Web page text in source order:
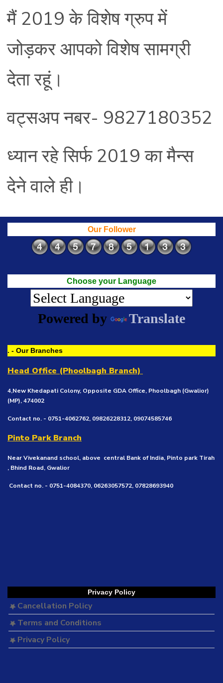
मैं 2019 के विशेष ग्रुप में
जोड़कर आपको विशेष सामग्री
देता रहूं।
वट्सअप नबर- 9827180352
ध्यान रहे सिर्फ 2019 का मैन्स
देने वाले ही।
Our Follower
Choose your Language
Powered by Translate
. - Our Branches
Head Office (Phoolbagh Branch)
4,New Khedapati Colony, Opposite GDA Office, Phoolbagh (Gwalior)
(MP), 474002
Contact no. - 0751-4062762, 09826228312, 09074585746
Pinto Park Branch
Near Vivekanand school, above central Bank of India, Pinto park Tirah
, Bhind Road, Gwalior
Contact no. - 0751-4084370, 06263057572, 07828693940
Privacy Policy
Cancellation Policy
Terms and Conditions
Privacy Policy